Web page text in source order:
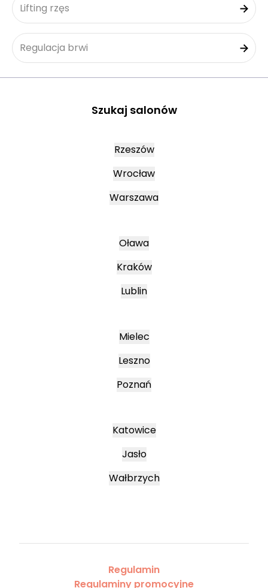
Lifting rzęs
Regulacja brwi
Szukaj salonów
Rzeszów
Wrocław
Warszawa
Oława
Kraków
Lublin
Mielec
Leszno
Poznań
Katowice
Jasło
Wałbrzych
Regulamin
Regulaminy promocyjne